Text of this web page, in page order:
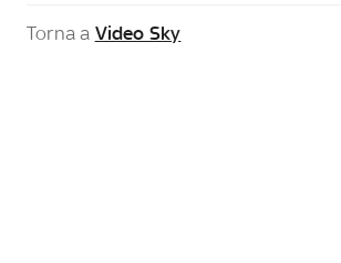
Torna a Video Sky